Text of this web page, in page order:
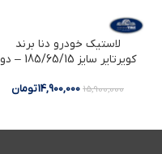
لاستیک خودرو دنا برند
کویرتایر سایز 185/65/15 – دو
15,900,000
14,900,000تومان